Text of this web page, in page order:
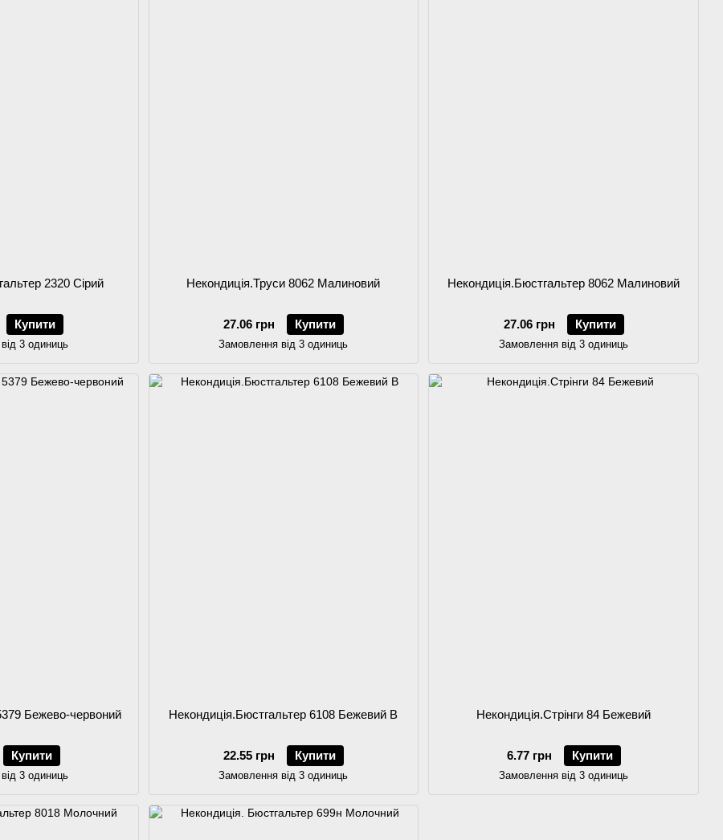
2320 Сірий
Купити
3 одиниць
Некондиція.Труси 8062 Малиновий
27.06 грн Купити
Замовлення від 3 одиниць
Некондиція.Бюстгальтер 8062 Малиновий
27.06 грн Купити
Замовлення від 3 одиниць
Бежево-червоний
Купити
3 одиниць
Некондиція.Бюстгальтер 6108 Бежевий B
22.55 грн Купити
Замовлення від 3 одиниць
Некондиція.Стрінги 84 Бежевий
6.77 грн Купити
Замовлення від 3 одиниць